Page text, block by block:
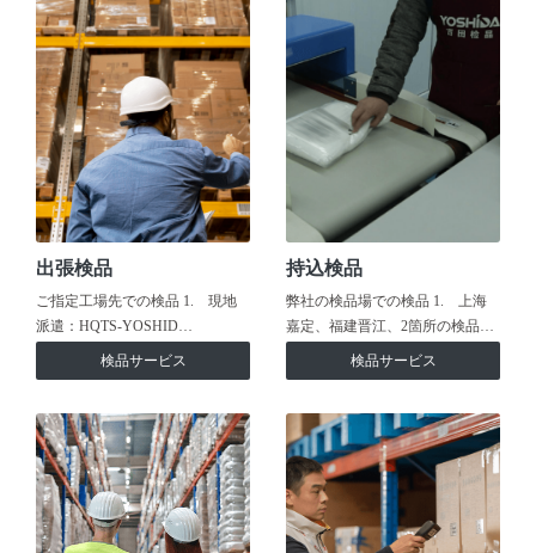
出張検品
ご指定工場先での検品 1. 現地
派遣：HQTS-YOSHID…
検品サービス
持込検品
弊社の検品場での検品 1. 上海
嘉定、福建晋江、2箇所の検品…
検品サービス